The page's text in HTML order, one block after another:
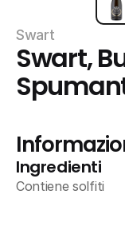
Swart
Swart,
Ingredienti
Contiene solfiti